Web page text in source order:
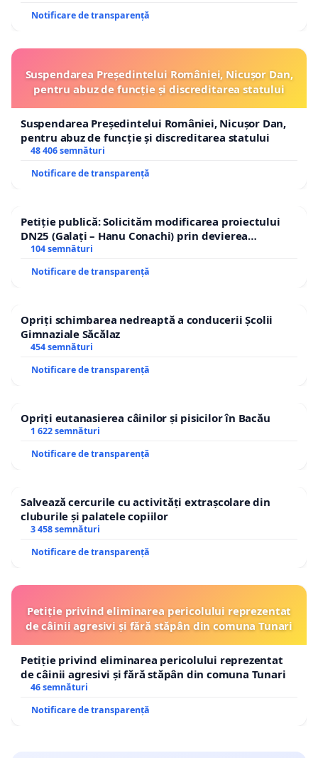
Notificare de transparență
Suspendarea Președintelui României, Nicușor Dan,
pentru abuz de funcție și discreditarea statului
Suspendarea Președintelui României, Nicușor Dan,
pentru abuz de funcție și discreditarea statului
48 406 semnături
Notificare de transparență
Petiție publică: Solicităm modificarea proiectului
DN25 (Galați – Hanu Conachi) prin devierea
traseului în afara localităților!
104 semnături
Notificare de transparență
Opriți schimbarea nedreaptă a conducerii Școlii
Gimnaziale Săcălaz
454 semnături
Notificare de transparență
Opriți eutanasierea câinilor și pisicilor în Bacău
1 622 semnături
Notificare de transparență
Salvează cercurile cu activități extrașcolare din
cluburile și palatele copiilor
3 458 semnături
Notificare de transparență
Petiție privind eliminarea pericolului reprezentat
de câinii agresivi și fără stăpân din comuna Tunari
Petiție privind eliminarea pericolului reprezentat
de câinii agresivi și fără stăpân din comuna Tunari
46 semnături
Notificare de transparență